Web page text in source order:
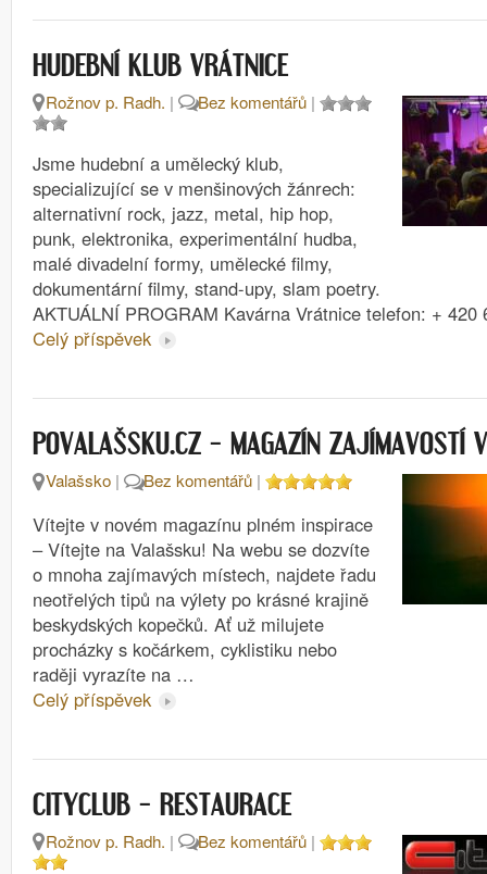
HUDEBNÍ KLUB VRÁTNICE
Rožnov p. Radh. | Bez komentářů |
Jsme hudební a umělecký klub,
specializující se v menšinových žánrech:
alternativní rock, jazz, metal, hip hop,
punk, elektronika, experimentální hudba,
malé divadelní formy, umělecké filmy,
dokumentární filmy, stand-upy, slam poetry.
AKTUÁLNÍ PROGRAM Kavárna Vrátnice telefon: +
Celý příspěvek
POVALAŠSKU.CZ – MAGAZÍN ZAJÍMAVOSTÍ
Valašsko | Bez komentářů |
Vítejte v novém magazínu plném inspirace
– Vítejte na Valašsku! Na webu se dozvíte
o mnoha zajímavých místech, najdete řadu
neotřelých tipů na výlety po krásné krajině
beskydských kopečků. Ať už milujete
procházky s kočárkem, cyklistiku nebo
raději vyrazíte na …
Celý příspěvek
CITYCLUB – RESTAURACE
Rožnov p. Radh. | Bez komentářů |